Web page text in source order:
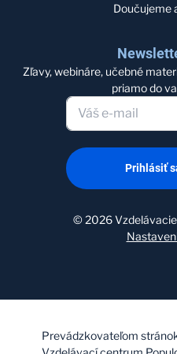
Doučujeme
Zľavy, webináre, učebné
priamo do
Prihlásiť
©2026
Prevádzkovateľom